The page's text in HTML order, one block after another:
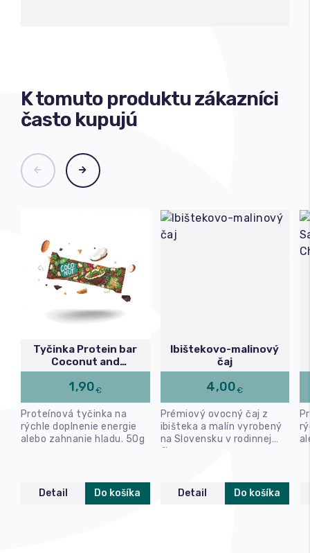
K tomuto produktu zákazníci
často kupujú
Tyčinka Protein bar
Coconut and
Chocolate
1,90€
Proteínová tyčinka na
rýchle doplnenie energie
alebo zahnanie hladu. 50g
Detail Do košíka
Ibištekovo-malinový
čaj
4,00€
Prémiový ovocný čaj z
ibišteka a malín vyrobený
na Slovensku v rodinnej
firme.
Detail Do košíka